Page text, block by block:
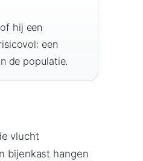
hij een
een
de populatie.
vlucht
bijenkast hangen